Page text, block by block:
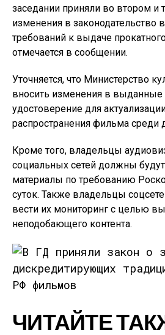
заседании приняли во втором и
изменения в законодательство
требований к выдаче
отмечается в сообщении.
Уточняется, что Министерство
вносить изменения в выданные
удостоверение для
распространения фильма среди
Кроме того, владельцы
социальных сетей должны
материалы по требованию
суток. Также владельцы
вести их мониторинг с целью
неподобающего контента.
ЧИТАЙТЕ